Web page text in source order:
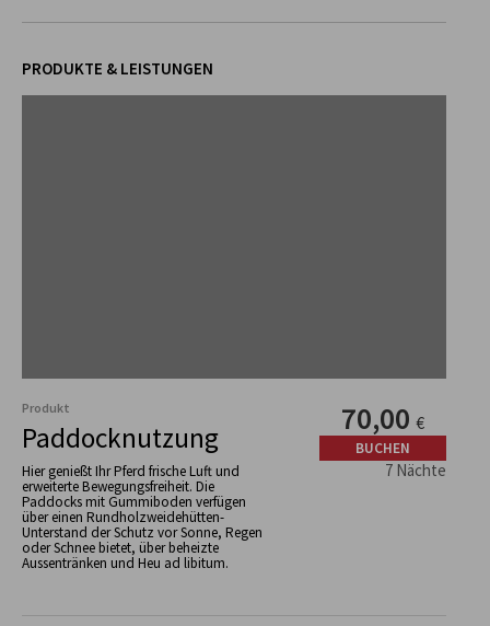
PRODUKTE & LEISTUNGEN
Produkt
Paddocknutzung
Hier genießt Ihr Pferd frische Luft und
erweiterte Bewegungsfreiheit. Die
Paddocks mit Gummiboden verfügen
über einen Rundholzweidehütten-
Unterstand der Schutz vor Sonne, Regen
oder Schnee bietet, über beheizte
Aussentränken und Heu ad libitum.
70,00 €
BUCHEN
7 Nächte